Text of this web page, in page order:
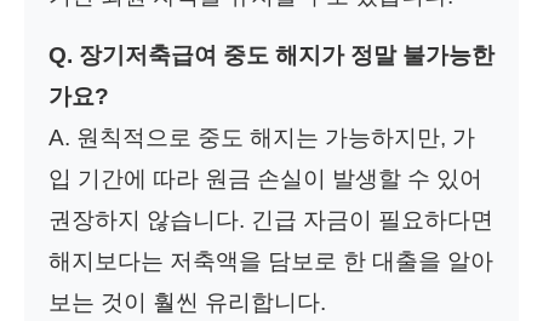
Q. 장기저축급여 중도 해지가 정말 불가능한
가요?
A. 원칙적으로 중도 해지는 가능하지만, 가
입 기간에 따라 원금 손실이 발생할 수 있어
권장하지 않습니다. 긴급 자금이 필요하다면
해지보다는 저축액을 담보로 한 대출을 알아
보는 것이 훨씬 유리합니다.